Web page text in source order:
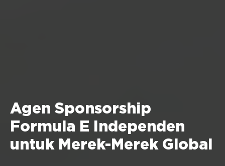
Agen Sponsorship
Formula E Independen
untuk Merek-Merek Global